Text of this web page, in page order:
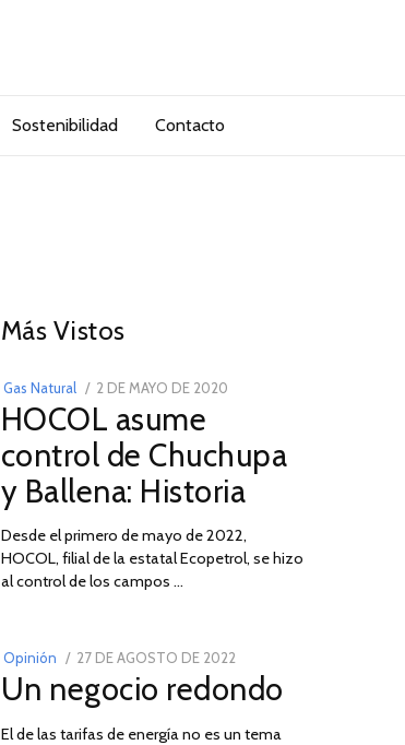
Sostenibilidad Contacto
Más Vistos
Gas Natural
POSTED
ON
2 DE MAYO DE 2020
DE
2026
HOCOL asume
control de Chuchupa
y Ballena: Historia
Desde el primero de mayo de 2022,
HOCOL, filial de la estatal Ecopetrol, se hizo
al control de los campos …
Opinión
POSTED
ON
27 DE AGOSTO DE 202230
DE
DE
Un negocio redondo
El de las tarifas de energía no es un tema